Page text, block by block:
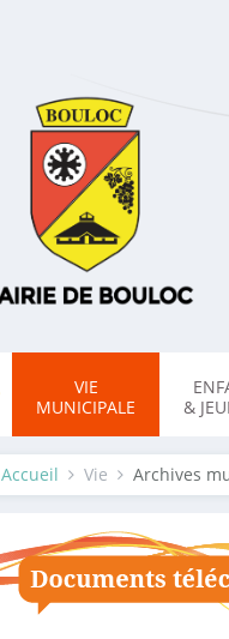
VIE
MUNICIPALE
&
Accueil Vie Archives